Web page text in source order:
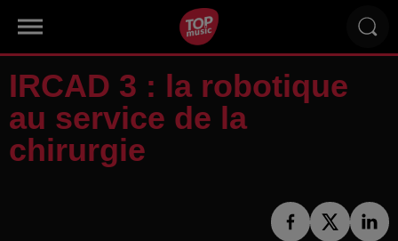
IRCAD 3 : la robotique
au service de la
chirurgie